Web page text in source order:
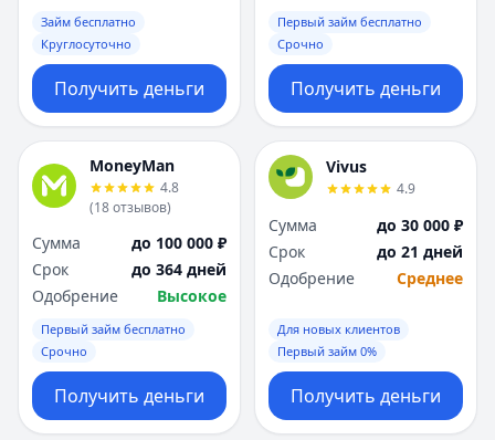
Займ бесплатно
Круглосуточно
Получить деньги
Первый займ бесплатно
Срочно
Получить деньги
MoneyMan
4.8
(18отзывов)
Сумма
до 100 000 ₽
Срок
до 364 дней
Одобрение
Высокое
Первый займ бесплатно
Срочно
Получить деньги
Vivus
4.9
Сумма
до 30 000 ₽
Срок
до 21 дней
Одобрение
Среднее
Для новых клиентов
Первый займ 0%
Получить деньги